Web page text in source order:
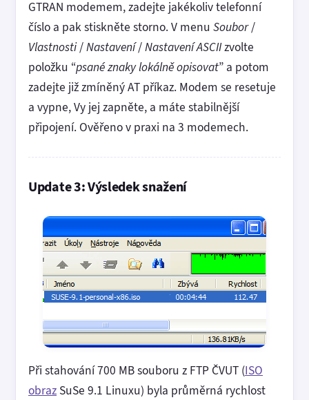
GTRAN modemem, zadejte jakékoliv telefonní
číslo a pak stiskněte storno. V menu Soubor/
Vlastnosti/Nastavení/Nastavení ASCIIzvolte
položku “psané znaky lokálně opisovat” a potom
zadejte již zmíněný AT příkaz. Modem se resetuje
a vypne, Vy jej zapněte, a máte stabilnější
připojení. Ověřeno v praxi na 3 modemech.
Update 3: Výsledek snažení
Při stahování 700 MB souboru z FTP ČVUT (ISO
obraz SuSe 9.1 Linuxu) byla průměrná rychlost